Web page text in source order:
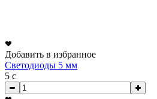
Добавить в избранное
Светодиоды 5 мм
5 c